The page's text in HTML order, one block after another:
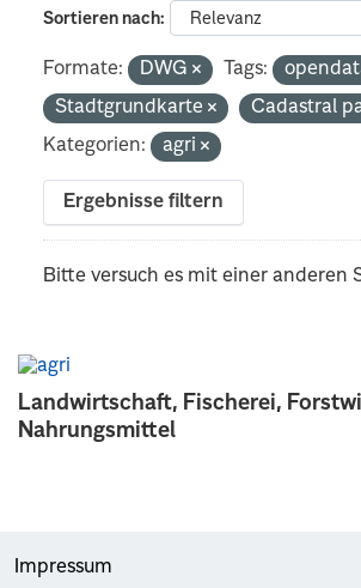
Landwirtschaft, Fischerei,
Nahrungsmittel
Sortieren nach
Formate: DWG Tags:
Stadtgrundkarte
Cadastral
Kategorien:
agri
Ergebnisse filtern
Bitte versuch es mit einer anderen
Impressum